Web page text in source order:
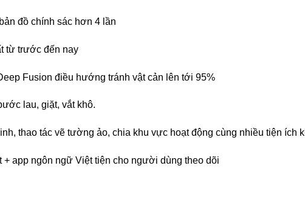
đồ chính sác hơn 4 lần
từ trước đến nay
Fusion điều hướng tránh vật cản lên tới 95%
lau, giặt, vắt khô.
thao tác vẽ tường ảo, chia khu vực hoạt động cùng nhiều tiện ích
app ngôn ngữ Việt tiện cho người dùng theo dõi